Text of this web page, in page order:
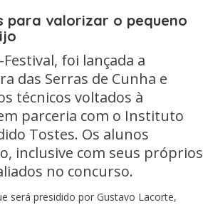
para valorizar o pequeno
foi lançada a
das Serras de Cunha e
técnicos voltados à
parceria com o Instituto
Tostes. Os alunos
inclusive com seus próprios
no concurso.
será presidido por Gustavo Lacorte,